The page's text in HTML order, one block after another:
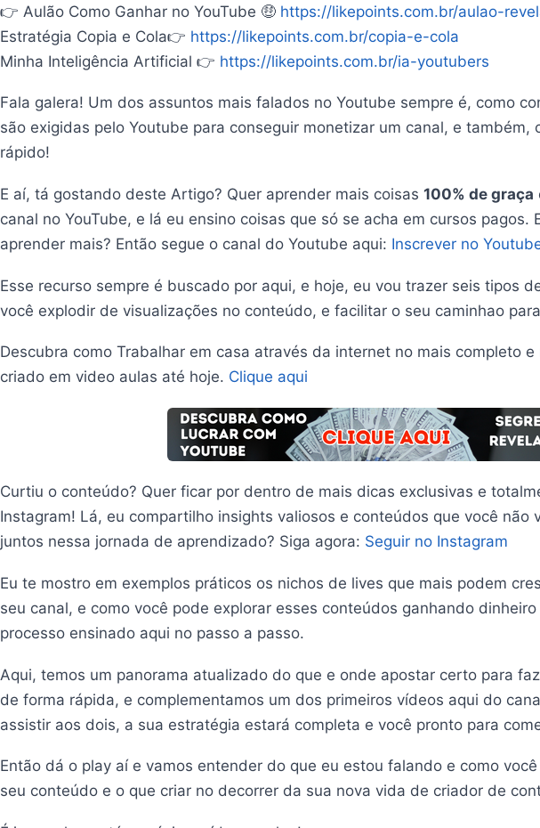
👉 Aulão Como Ganhar no YouTube 🤑 https://likepoints.com.br/aulao-
Estratégia Copia e Cola👉 https://likepoints.com.br/copia-e-cola
Minha Inteligência Artificial 👉 https://likepoints.com.br/ia-youtubers
Fala galera! Um dos assuntos mais falados no Youtube sempre é, como
são exigidas pelo Youtube para conseguir monetizar um canal, e também,
rápido!
E aí, tá gostando deste Artigo? Quer aprender mais coisas 100% de graça
canal no YouTube, e lá eu ensino coisas que só se acha em cursos pagos.
aprender mais? Então segue o canal do Youtube aqui: Inscrever no
Esse recurso sempre é buscado por aqui, e hoje, eu vou trazer seis tipos
você explodir de visualizações no conteúdo, e facilitar o seu caminhao
Descubra como Trabalhar em casa através da internet no mais completo
criado em video aulas até hoje. Clique aqui
Curtiu o conteúdo? Quer ficar por dentro de mais dicas exclusivas e
Instagram! Lá, eu compartilho insights valiosos e conteúdos que você não
juntos nessa jornada de aprendizado? Siga agora: Seguir no Instagram
Eu te mostro em exemplos práticos os nichos de lives que mais podem
seu canal, e como você pode explorar esses conteúdos ganhando
processo ensinado aqui no passo a passo.
Aqui, temos um panorama atualizado do que e onde apostar certo para
de forma rápida, e complementamos um dos primeiros vídeos aqui do
assistir aos dois, a sua estratégia estará completa e você pronto para
Então dá o play aí e vamos entender do que eu estou falando e como
seu conteúdo e o que criar no decorrer da sua nova vida de criador de